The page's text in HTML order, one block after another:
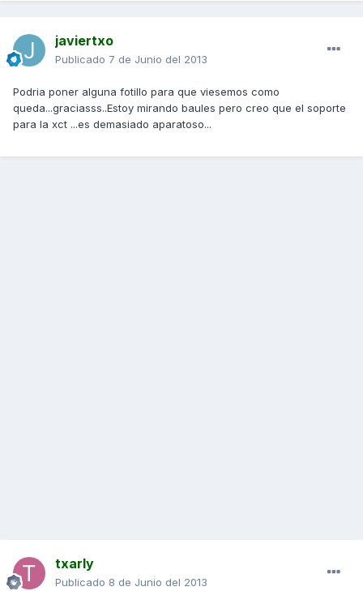
javiertxo
Publicado 7 de Junio del 2013
Podria poner alguna fotillo para que viesemos como
queda...graciasss..Estoy mirando baules pero creo que el soporte
para la xct ...es demasiado aparatoso...
txarly
Publicado 8 de Junio del 2013